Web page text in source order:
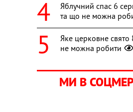
Яблучний спас 6
та що не можна
Яке церковне свято
не можна робити
МИ В